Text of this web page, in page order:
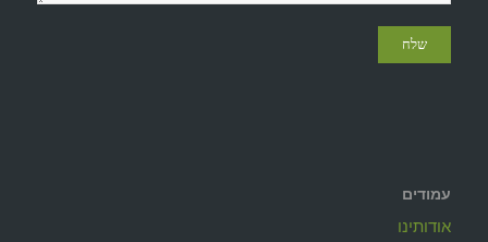
עמודים
אודותינו